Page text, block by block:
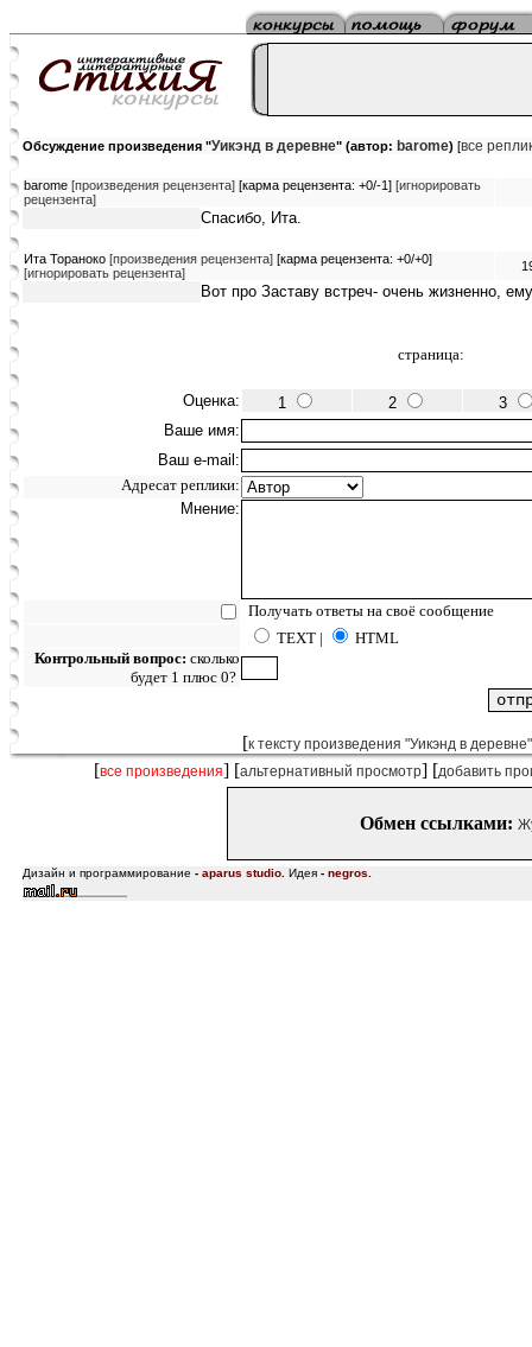
Обсуждение произведения "Уикэнд в деревне" (автор: barome) [все
barome [произведения рецензента] [карма рецензента: +0/-1] [игнорировать
рецензента]
Спасибо, Ита.
Ита Тораноко [произведения рецензента] [карма рецензента: +0/+0]
[игнорировать рецензента]
Вот про Заставу встреч- очень жизненно,
страница:
Оценка: 1 2
3
Ваше имя:
Ваш e-mail:
Адресат реплики:
Мнение:
Получать ответы на своё сообщение
TEXT |
HTML
Контрольный вопрос: сколько
будет 1 плюс 0?
[к тексту произведения "Уикэнд в
[все произведения] [альтернативный просмотр] [добавить
Обмен ссылками:
Дизайн и программирование - aparus studio Идея - negros